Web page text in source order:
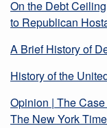
On the Debt
to Republican
A Brief History of
History of the
Opinion | The
The New York